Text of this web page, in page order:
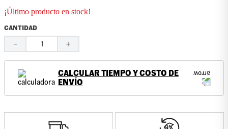
¡Último producto en stock!
CANTIDAD
＋
－
CALCULAR TIEMPO Y COSTO DE
ENVÍO